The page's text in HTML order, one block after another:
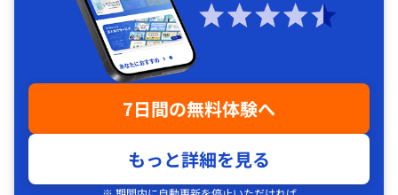
7日間の無料体験へ
もっと詳細を見る